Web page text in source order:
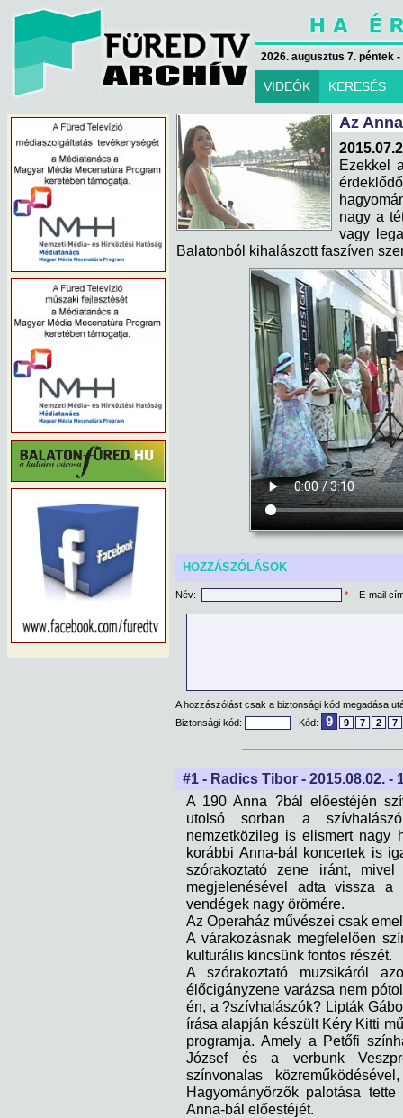
2026. augusztus 7. péntek
VIDEÓK KERESÉS
Az
Ezekkel
nagy a
vagy
Balatonból kihalászott faszíven
HOZZÁSZÓLÁSOK
Név: * E-mail
A hozzászólást csak a biztonsági kód megadása
Biztonsági kód:
Kód: 9 9 7 2 7
#1 - Radics Tibor - 2015.08.02. -
A 190 Anna ?bál előestéjén
utolsó sorban a
nemzetközileg is elismert nagy
korábbi Anna-bál koncertek is
szórakoztató zene iránt,
megjelenésével adta vissza
vendégek nagy örömére.
Az Operaház művészei csak
A várakozásnak megfelelően
kulturális kincsünk fontos részét.
A szórakoztató muzsikáról
élőcigányzene varázsa nem
én, a ?szívhalászók? Lipták
írása alapján készült Kéry Kitti
programja. Amely a Petőfi
József és a verbunk
színvonalas
Hagyományőrzők palotása
Anna-bál előestéjét.